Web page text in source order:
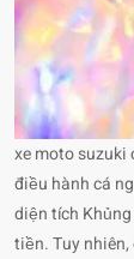
xe moto suzuki
điều hành cá
diện tích
tiền. Tuy